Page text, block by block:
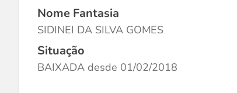
Nome Fantasia
SIDINEI DA SILVA GOMES
Situação
BAIXADA desde 01/02/2018